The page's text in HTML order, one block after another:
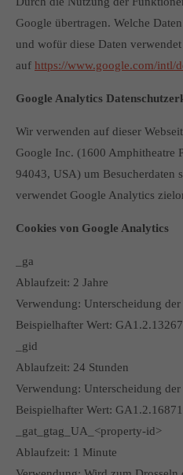
Google übertragen. Welche
und wofür diese Daten
auf https://www.google.com/intl/
Google Analytics
Wir verwenden auf dieser
Google Inc. (1600 Amphitheatre
94043, USA) um Besucherdaten
verwendet Google Analytics
Cookies von Google Analytics
_ga
Ablaufzeit: 2 Jahre
Verwendung: Unterscheidung der
Beispielhafter Wert:
_gid
Ablaufzeit: 24 Stunden
Verwendung: Unterscheidung der
Beispielhafter Wert:
_gat_gtag_UA_<property-id>
Ablaufzeit: 1 Minute